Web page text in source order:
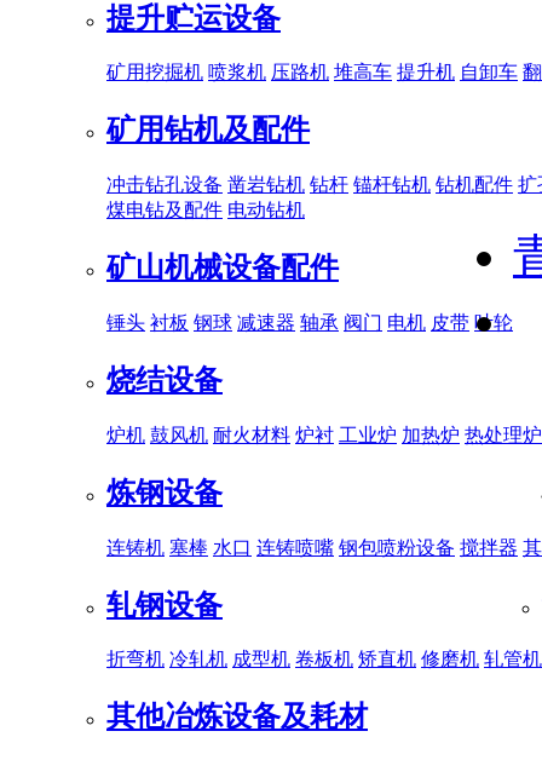
提升贮运设备
矿用挖掘机 喷浆机 压路机 堆高车 提升机 自卸车
矿用钻机及配件
冲击钻孔设备 凿岩钻机 钻杆 锚杆钻机 钻机配件 扩
煤电钻及配件 电动钻机
矿山机械设备配件
锤头 衬板 钢球 减速器 轴承 阀门 电机 皮带 叶轮
烧结设备
炉机 鼓风机 耐火材料 炉衬 工业炉 加热炉 热处理炉
炼钢设备
连铸机 塞棒 水口 连铸喷嘴 钢包喷粉设备 搅拌器
轧钢设备
折弯机 冷轧机 成型机 卷板机 矫直机 修磨机 轧管机
其他冶炼设备及耗材